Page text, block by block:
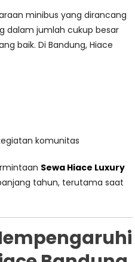
minibus yang dirancang
dalam jumlah cukup besar
baik. Di Bandung, Hiace
komunitas
Sewa Hiace Luxury
tahun, terutama saat